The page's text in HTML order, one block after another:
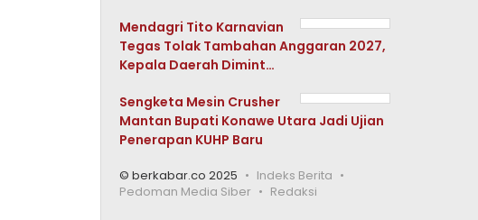
Mendagri Tito Karnavian
Tegas Tolak Tambahan Anggaran 2027,
Kepala Daerah Dimint…
Sengketa Mesin Crusher
Mantan Bupati Konawe Utara Jadi Ujian
Penerapan KUHP Baru
© berkabar.co 2025
Indeks Berita
Pedoman Media Siber
Redaksi